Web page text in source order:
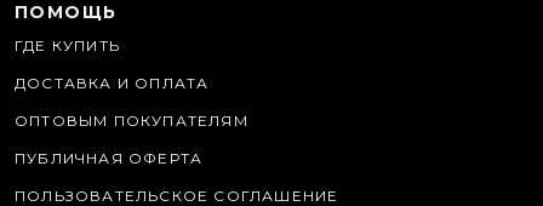
ПОМОЩЬ
ГДЕ КУПИТЬ
ДОСТАВКА И ОПЛАТА
ОПТОВЫМ ПОКУПАТЕЛЯМ
ПУБЛИЧНАЯ ОФЕРТА
ПОЛЬЗОВАТЕЛЬСКОЕ СОГЛАШЕНИЕ